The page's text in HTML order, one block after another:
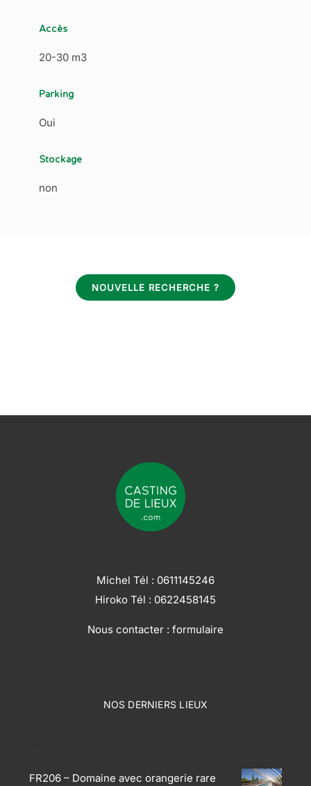
Accès
20-30 m3
Parking
Oui
Stockage
non
NOUVELLE RECHERCHE ?
Michel Tél : 0611145246
Hiroko Tél : 0622458145
Nous contacter : formulaire
NOS DERNIERS LIEUX
FR206 – Domaine avec orangerie rare